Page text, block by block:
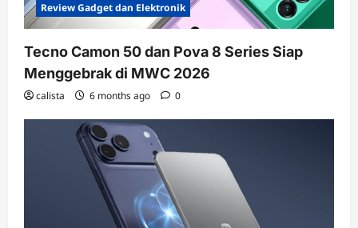
Review Gadget dan Elektronik
Tecno Camon 50 dan Pova 8 Series Siap
Menggebrak di MWC 2026
calista 6 months ago 0